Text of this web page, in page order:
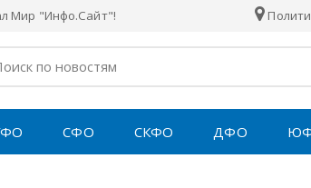
Мир "Инфо.Сайт"!
СФО СКФО ДФО